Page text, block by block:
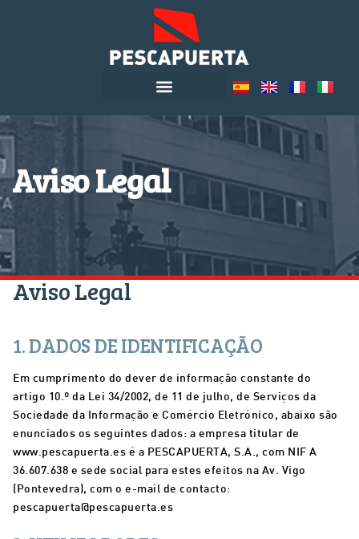
Aviso Legal
Aviso Legal
1. DADOS DE IDENTIFICAÇÃO
Em cumprimento do dever de informação constante do
artigo 10.º da Lei 34/2002, de 11 de julho, de Serviços da
Sociedade da Informação e Comércio Eletrónico, abaixo são
enunciados os seguintes dados: a empresa titular de
www.pescapuerta.es é a PESCAPUERTA, S.A., com NIF A
36.607.638 e sede social para estes efeitos na Av. Vigo
(Pontevedra), com o e-mail de contacto:
pescapuerta@pescapuerta.es